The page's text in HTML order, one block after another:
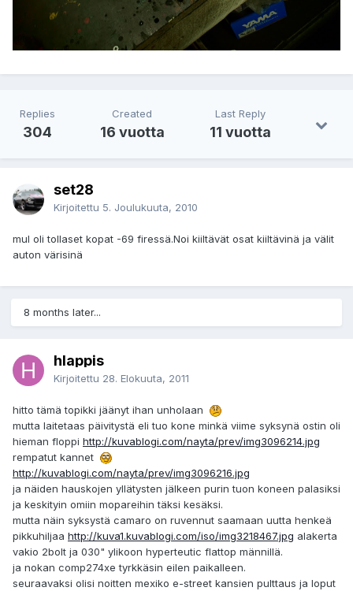
Replies
304
Created
16 vuotta
Last Reply
11 vuotta
set28
Kirjoitettu 5. Joulukuuta, 2010
mul oli tollaset kopat -69 firessä.Noi kiiltävät osat kiiltävinä ja välit
auton värisinä
8 months later...
hlappis
Kirjoitettu 28. Elokuuta, 2011
hitto tämä topikki jäänyt ihan unholaan
mutta laitetaas päivitystä eli tuo kone minkä viime syksynä ostin oli
hieman floppi http://kuvablogi.com/nayta/prev/img3096214.jpg
rempatut kannet
http://kuvablogi.com/nayta/prev/img3096216.jpg
ja näiden hauskojen yllätysten jälkeen purin tuon koneen palasiksi
ja keskityin omiin mopareihin täksi kesäksi.
mutta näin syksystä camaro on ruvennut saamaan uutta henkeä
pikkuhiljaa http://kuva1.kuvablogi.com/iso/img3218467.jpg alakerta
vakio 2bolt ja 030" ylikoon hyperteutic flattop männillä.
ja nokan comp274xe tyrkkäsin eilen paikalleen.
seuraavaksi olisi noitten mexiko e-street kansien pulttaus ja loput